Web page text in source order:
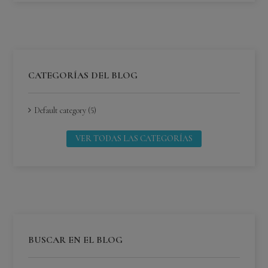
CATEGORÍAS DEL BLOG
Default category (5)
VER TODAS LAS CATEGORÍAS
BUSCAR EN EL BLOG